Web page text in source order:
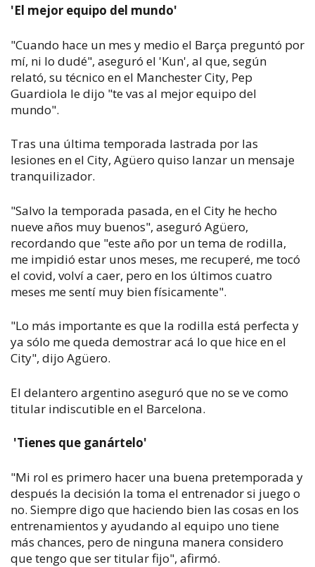
'El mejor equipo del mundo'
"Cuando hace un mes y medio el Barça preguntó por
mí, ni lo dudé", aseguró el 'Kun', al que, según
relató, su técnico en el Manchester City, Pep
Guardiola le dijo "te vas al mejor equipo del
mundo".
Tras una última temporada lastrada por las
lesiones en el City, Agüero quiso lanzar un mensaje
tranquilizador.
"Salvo la temporada pasada, en el City he hecho
nueve años muy buenos", aseguró Agüero,
recordando que "este año por un tema de rodilla,
me impidió estar unos meses, me recuperé, me tocó
el covid, volví a caer, pero en los últimos cuatro
meses me sentí muy bien físicamente".
"Lo más importante es que la rodilla está perfecta y
ya sólo me queda demostrar acá lo que hice en el
City", dijo Agüero.
El delantero argentino aseguró que no se ve como
titular indiscutible en el Barcelona.
'Tienes que ganártelo'
"Mi rol es primero hacer una buena pretemporada y
después la decisión la toma el entrenador si juego o
no. Siempre digo que haciendo bien las cosas en los
entrenamientos y ayudando al equipo uno tiene
más chances, pero de ninguna manera considero
que tengo que ser titular fijo", afirmó.